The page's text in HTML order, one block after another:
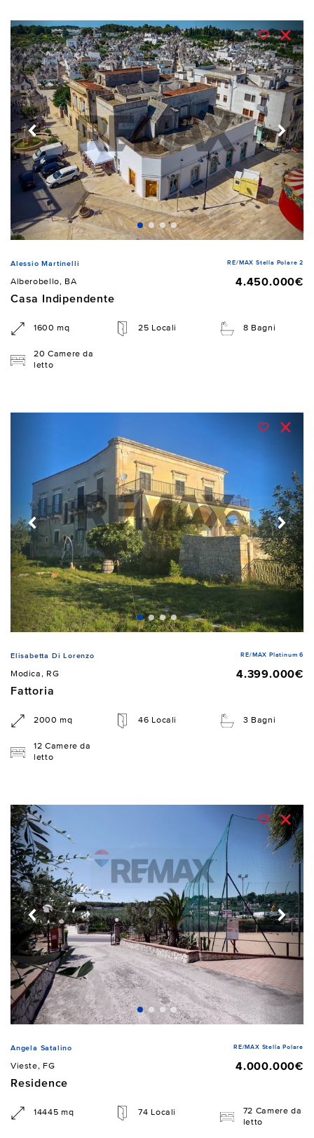
Alessio Martinelli RE/MAX Stella Polare 2
Alberobello, BA
4.450.000€
Casa Indipendente
1600 mq 25 Locali 8 Bagni
20 Camere da
letto
Elisabetta Di Lorenzo RE/MAX Platinum 6
Modica, RG
4.399.000€
Fattoria
2000 mq 46 Locali 3 Bagni
12 Camere da
letto
Angela Satalino RE/MAX Stella Polare
Vieste, FG
4.000.000€
Residence
14445 mq 74 Locali
72 Camere da
letto